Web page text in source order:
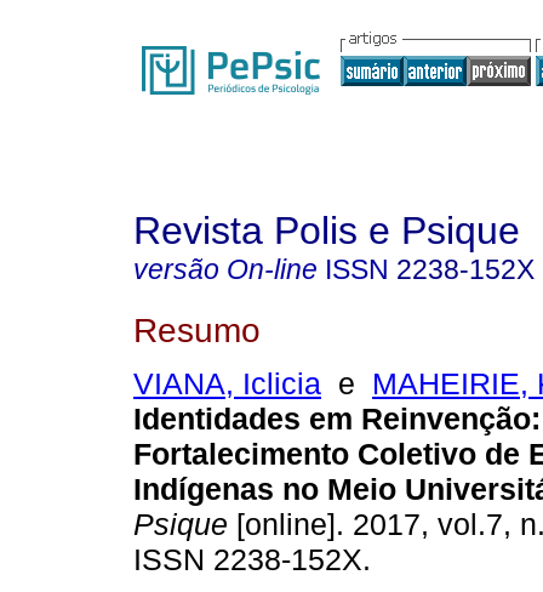
Revista Polis e Psique
versão On-line ISSN 2238-152X
Resumo
VIANA, Iclicia e MAHEIRIE,
Identidades em Reinvenção
Fortalecimento Coletivo de
Indígenas no Meio
Psique [online]. 2017, vol.7,
ISSN 2238-152X.